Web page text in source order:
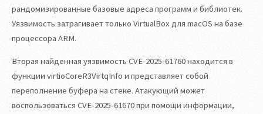
рандомизированные базовые адреса программ и библиотек.
Уязвимость затрагивает только VirtualBox для macOS на базе
процессора ARM.
Вторая найденная уязвимость CVE-2025-61760 находится в
функции virtioCoreR3VirtqInfo и представляет собой
переполнение буфера на стеке. Атакующий может
воспользоваться CVE-2025-61670 при помощи информации,